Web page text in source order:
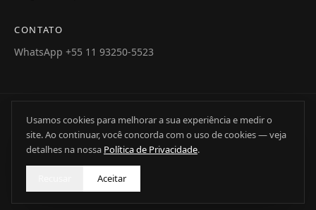
Usamos cookies para melhorar a sua experiência e medir o
site. Ao continuar, você concorda com o uso de cookies — veja
detalhes na nossa Política de Privacidade.
Aceitar
CONTATO
WhatsApp +55 11 93250-5523
©2026Andreatta Broker — Todos os direitos reservados
ANDREATTA PROPERTY TECHNOLOGY
CNPJ: 17.586.172/0001-91 | CRECI: 24947-J
S D G